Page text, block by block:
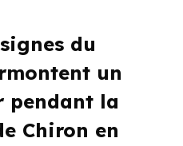
du
un
pendant la
Chiron en